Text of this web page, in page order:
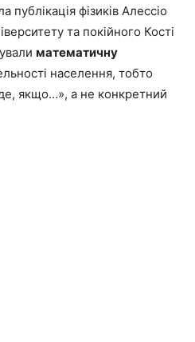
фізиків Алессіо
та покійного Кості
математичну
населення, тобто
якщо…», а не конкретний